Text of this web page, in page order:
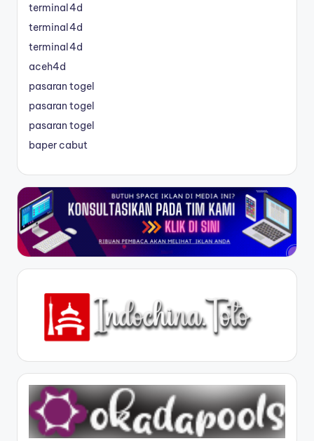
terminal4d
terminal4d
terminal4d
aceh4d
pasaran togel
pasaran togel
pasaran togel
baper cabut